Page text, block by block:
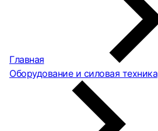
Главная
Оборудование и силовая техника